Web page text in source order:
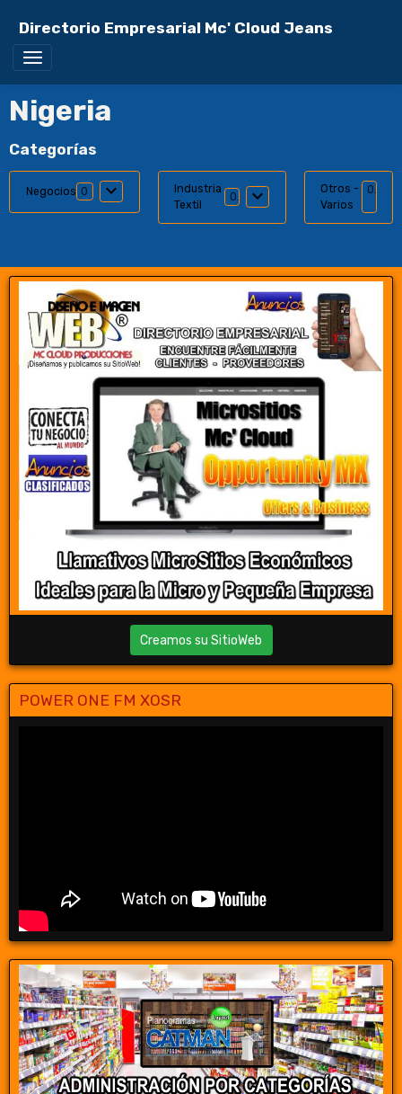
Directorio Empresarial Mc' Cloud Jeans
Nigeria
Categorías
Negocios 0
Industria
Textil
0
Otros -
Varios
0
Creamos su SitioWeb
POWER ONE FM XOSR